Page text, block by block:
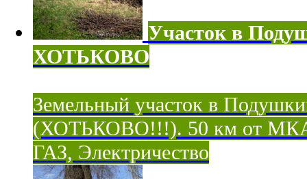
Участок в
ХОТЬКОВО
Земельный участок в
(ХОТЬКОВО!!!). 50 км от
ГАЗ, Электричество